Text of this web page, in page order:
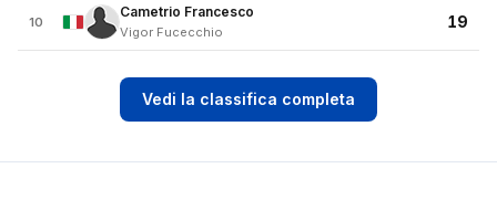
10
Cametrio Francesco
Vigor Fucecchio
19
Vedi la classifica completa